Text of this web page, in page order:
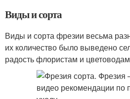
Виды и сорта
Виды и сорта фрезии весьма
их количество было выведено
радость флористам и